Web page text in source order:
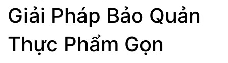
Giải Pháp Bảo Quản
Thực Phẩm Gọn